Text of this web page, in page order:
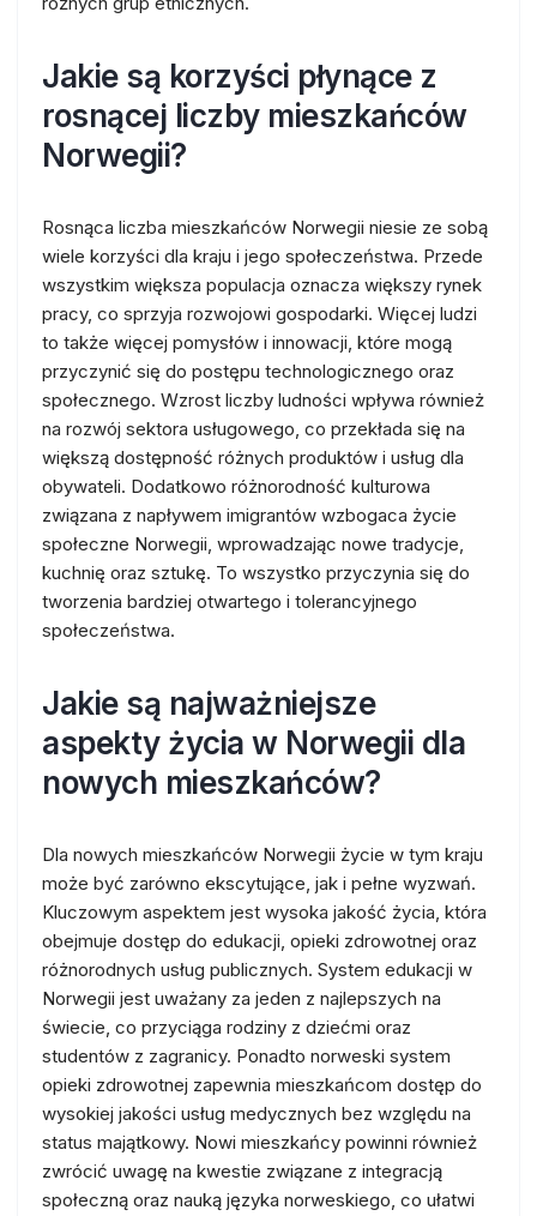
Jakie są korzyści płynące z
rosnącej liczby mieszkańców
Norwegii?
Rosnąca liczba mieszkańców Norwegii niesie ze sobą
wiele korzyści dla kraju i jego społeczeństwa. Przede
wszystkim większa populacja oznacza większy rynek
pracy, co sprzyja rozwojowi gospodarki. Więcej ludzi
to także więcej pomysłów i innowacji, które mogą
przyczynić się do postępu technologicznego oraz
społecznego. Wzrost liczby ludności wpływa również
na rozwój sektora usługowego, co przekłada się na
większą dostępność różnych produktów i usług dla
obywateli. Dodatkowo różnorodność kulturowa
związana z napływem imigrantów wzbogaca życie
społeczne Norwegii, wprowadzając nowe tradycje,
kuchnię oraz sztukę. To wszystko przyczynia się do
tworzenia bardziej otwartego i tolerancyjnego
społeczeństwa.
Jakie są najważniejsze
aspekty życia w Norwegii dla
nowych mieszkańców?
Dla nowych mieszkańców Norwegii życie w tym kraju
może być zarówno ekscytujące, jak i pełne wyzwań.
Kluczowym aspektem jest wysoka jakość życia, która
obejmuje dostęp do edukacji, opieki zdrowotnej oraz
różnorodnych usług publicznych. System edukacji w
Norwegii jest uważany za jeden z najlepszych na
świecie, co przyciąga rodziny z dziećmi oraz
studentów z zagranicy. Ponadto norweski system
opieki zdrowotnej zapewnia mieszkańcom dostęp do
wysokiej jakości usług medycznych bez względu na
status majątkowy. Nowi mieszkańcy powinni również
zwrócić uwagę na kwestie związane z integracją
społeczną oraz nauką języka norweskiego, co ułatwi